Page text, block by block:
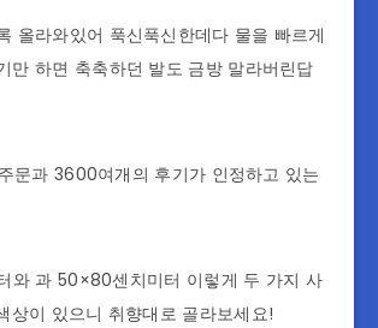
올라와있어 푹신푹신한데다 물을 빠르게
만 하면 축축하던 발도 금방 말라버린답
문과 3600여개의 후기가 인정하고 있는
와 과 50×80센치미터 이렇게 두 가지 사
상이 있으니 취향대로 골라보세요!